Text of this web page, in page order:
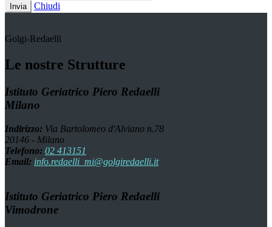
Invia Chiudi
Golgi-Redaelli
Le nostre Strutture
Istituto Geriatrico Piero Redaelli
Milano
Indirizzo: Via Bartolomeo d'Alviano n.78
20146 - Milano
Telefono: 02 413151
Email: info.redaelli_mi@golgiredaelli.it
Istituto Geriatrico Piero Redaelli
Vimodrone